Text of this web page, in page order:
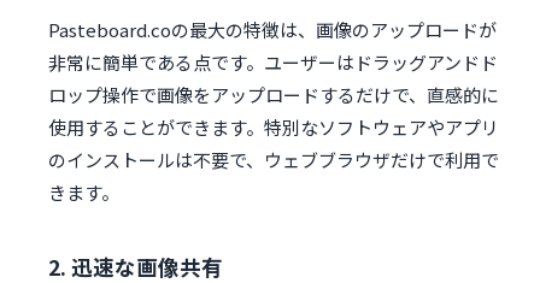
Pasteboard.coの最大の特徴は、画像のアップロードが
非常に簡単である点です。ユーザーはドラッグアンドド
ロップ操作で画像をアップロードするだけで、直感的に
使用することができます。特別なソフトウェアやアプリ
のインストールは不要で、ウェブブラウザだけで利用で
きます。
2. 迅速な画像共有